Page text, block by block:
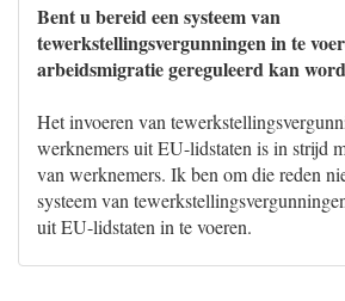
Bent u bereid een systeem van
tewerkstellingsvergunningen in te
arbeidsmigratie gereguleerd kan
Het invoeren van
werknemers uit EU-lidstaten is in strijd
van werknemers. Ik ben om die reden
systeem van
uit EU-lidstaten in te voeren.